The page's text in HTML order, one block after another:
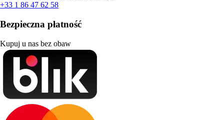
+33 1 86 47 62 58
Bezpieczna płatność
Kupuj u nas bez obaw